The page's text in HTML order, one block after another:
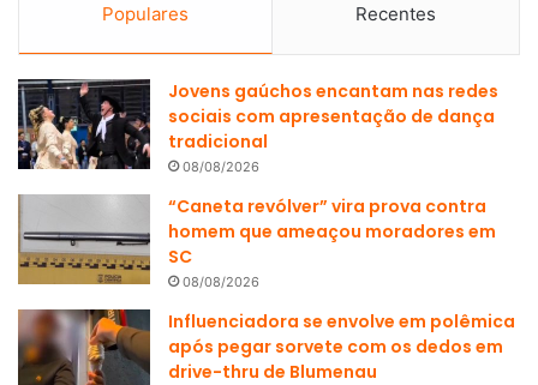
Populares Recentes
Jovens gaúchos encantam nas redes
sociais com apresentação de dança
tradicional
08/08/2026
“Caneta revólver” vira prova contra
homem que ameaçou moradores em
SC
08/08/2026
Influenciadora se envolve em polêmica
após pegar sorvete com os dedos em
drive-thru de Blumenau